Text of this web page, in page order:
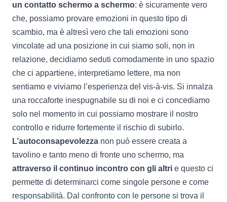
un contatto schermo a schermo: è sicuramente vero
che, possiamo provare emozioni in questo tipo di
scambio, ma è altresì vero che tali emozioni sono
vincolate ad una posizione in cui siamo soli, non in
relazione, decidiamo seduti comodamente in uno spazio
che ci appartiene, interpretiamo lettere, ma non
sentiamo e viviamo l’esperienza del vis-à-vis. Si innalza
una roccaforte inespugnabile su di noi e ci concediamo
solo nel momento in cui possiamo mostrare il nostro
controllo e ridurre fortemente il rischio di subirlo.
L’autoconsapevolezza non può essere creata a
tavolino e tanto meno di fronte uno schermo, ma
attraverso il continuo incontro con gli altri e questo ci
permette di determinarci come singole persone e come
responsabilità. Dal confronto con le persone si trova il